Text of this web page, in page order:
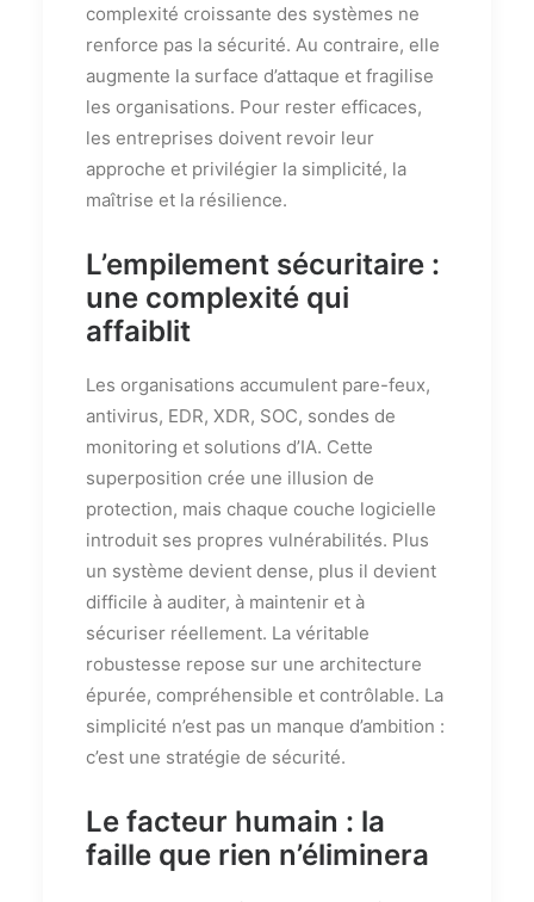
complexité croissante des systèmes ne
renforce pas la sécurité. Au contraire, elle
augmente la surface d’attaque et fragilise
les organisations. Pour rester efficaces,
les entreprises doivent revoir leur
approche et privilégier la simplicité, la
maîtrise et la résilience.
L’empilement sécuritaire :
une complexité qui
affaiblit
Les organisations accumulent pare-feux,
antivirus, EDR, XDR, SOC, sondes de
monitoring et solutions d’IA. Cette
superposition crée une illusion de
protection, mais chaque couche logicielle
introduit ses propres vulnérabilités. Plus
un système devient dense, plus il devient
difficile à auditer, à maintenir et à
sécuriser réellement. La véritable
robustesse repose sur une architecture
épurée, compréhensible et contrôlable. La
simplicité n’est pas un manque d’ambition :
c’est une stratégie de sécurité.
Le facteur humain : la
faille que rien n’éliminera